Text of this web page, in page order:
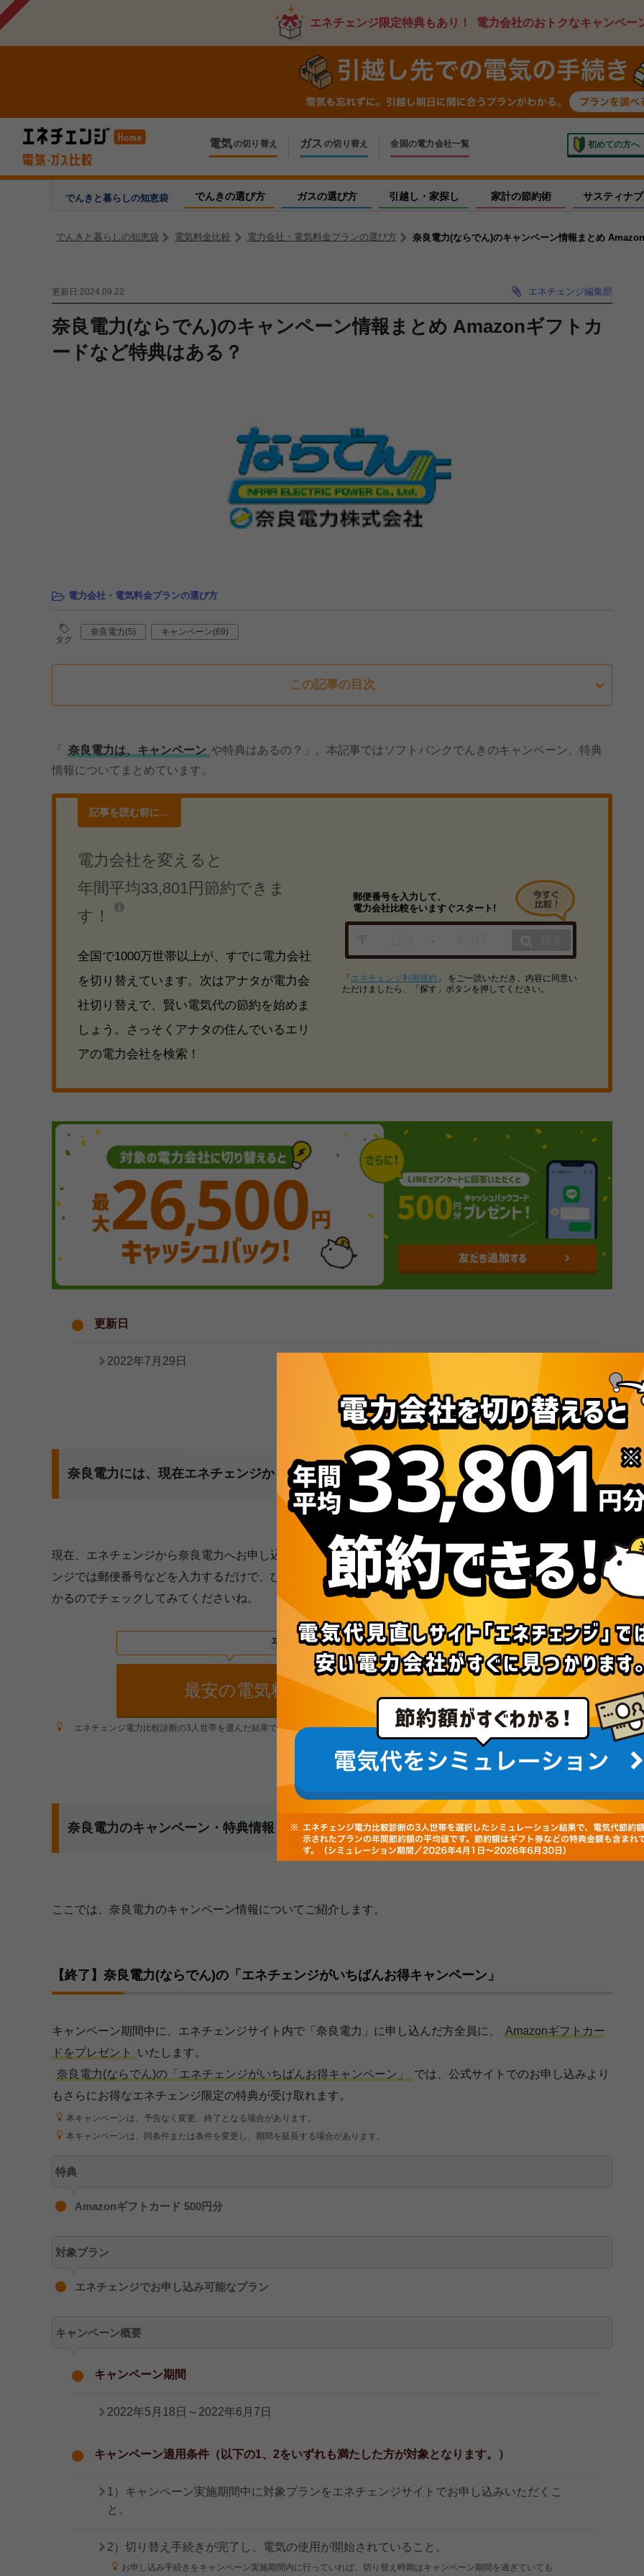
エネチェンジ限定特典もあり！ 電力会社のおトクなキャンペー
電気の切り替え ガス の切り替え 全国の電力会社一覧 初めての方へ
でんきと暮らしの知恵袋 でんきの選び方 ガスの選び方 引越し・家探し 家計の節約術 サスティナ
でんきと暮らしの知恵袋 電気料金比較 電力会社・電気料金プランの選び方 奈良電力(ならでん)のキャンペーン情報まとめ
更新日:2024.09.22 エネチェンジ編集部
奈良電力(ならでん)のキャンペーン情報まとめ Amazonギフトカ
ードなど特典はある？
電力会社・電気料金プランの選び方
タグ
奈良電力(5) キャンペーン(69)
この記事の目次
「 奈良電力は、キャンペーン や特典はあるの？」。本記事ではソフトバンクでんきのキャンペーン、特典
情報についてまとめています。
記事を読む前に…
電力会社を変えると
年間平均33,801円節約できま
す！
全国で1000万世帯以上が、すでに電力会社
を切り替えています。次はアナタが電力会
社切り替えで、賢い電気代の節約を始めま
しょう。さっそくアナタの住んでいるエリ
アの電力会社を検索！
郵便番号を入力して、
電力会社比較をいますぐスタート!
〒 -
「 エネチェンジ利用規約 」 をご一読いただき、内容に同意い
ただけましたら、「探す」ボタンを押してください。
更新日
2022年7月29日
奈良電力には、現在エネチェンジからお申し込みいただくことができません
現在、エネチェンジから奈良電力へお申し込みいただくことはできません。電気・ガス比較サイトエネチェ
ンジでは郵便番号などを入力するだけで、ぴったりの電気料金プランを見つけられます。節約額の目安もわ
かるのでチェックしてみてくださいね。
平均33,801円/年 の節約！
最安の電気料金プランを診断（無料）
エネチェンジ電力比較診断の3人世帯を選んだ結果で、節約額1位のプランの年間節約額の平均値（特典含）。診断期間：2026/4/1～6/30
奈良電力のキャンペーン・特典情報
ここでは、奈良電力のキャンペーン情報についてご紹介します。
【終了】奈良電力(ならでん)の「エネチェンジがいちばんお得キャンペーン」
キャンペーン期間中に、エネチェンジサイト内で「奈良電力」に申し込んだ方全員に、
Amazonギフトカー
ドをプレゼント
いたします。
奈良電力(ならでん)の「エネチェンジがいちばんお得キャンペーン」
では、公式サイトでのお申し込みより
もさらにお得なエネチェンジ限定の特典が受け取れます。
本キャンペーンは、予告なく変更、終了となる場合があります。
本キャンペーンは、同条件または条件を変更し、期間を延長する場合があります。
特典
Amazonギフトカード 500円分
対象プラン
エネチェンジでお申し込み可能なプラン
キャンペーン概要
キャンペーン期間
2022年5月18日～2022年6月7日
キャンペーン適用条件（以下の1、2をいずれも満たした方が対象となります。）
1）キャンペーン実施期間中に対象プランをエネチェンジサイトでお申し込みいただくこ
と。
2）切り替え手続きが完了し、電気の使用が開始されていること。
お申し込み手続きをキャンペーン実施期間内に行っていれば、切り替え時期はキャンペーン期間を過ぎていても